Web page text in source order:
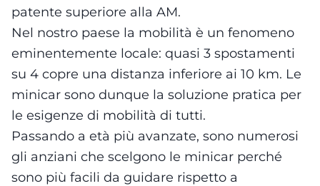
patente superiore alla AM.
Nel nostro paese la mobilità è un fenomeno
eminentemente locale: quasi 3 spostamenti
su 4 copre una distanza inferiore ai 10 km. Le
minicar sono dunque la soluzione pratica per
le esigenze di mobilità di tutti.
Passando a età più avanzate, sono numerosi
gli anziani che scelgono le minicar perché
sono più facili da guidare rispetto a